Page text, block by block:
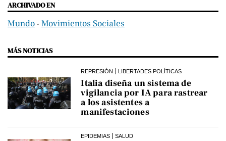
ARCHIVADO EN
Mundo ‧ Movimientos Sociales
MÁS NOTICIAS
REPRESIÓN LIBERTADES POLÍTICAS
Italia diseña un sistema de
vigilancia por IA para rastrear
a los asistentes a
manifestaciones
EPIDEMIAS SALUD